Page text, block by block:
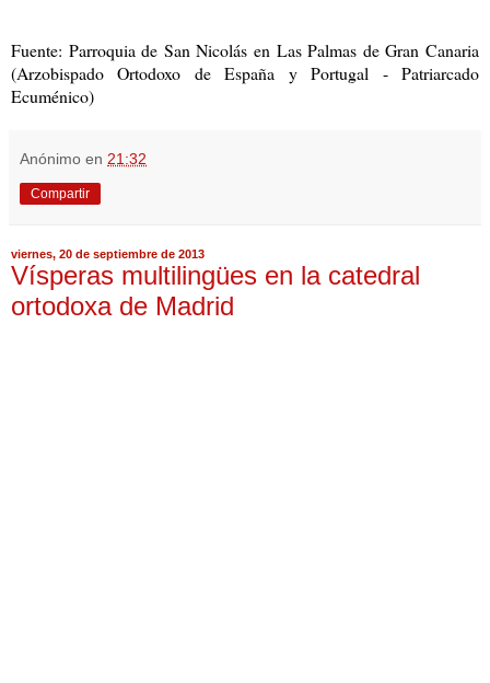
Fuente: Parroquia de San Nicolás en Las Palmas de Gran Canaria
(Arzobispado Ortodoxo de España y Portugal - Patriarcado
Ecuménico)
Anónimo en 21:32
Compartir
viernes, 20 de septiembre de 2013
Vísperas multilingües en la catedral
ortodoxa de Madrid